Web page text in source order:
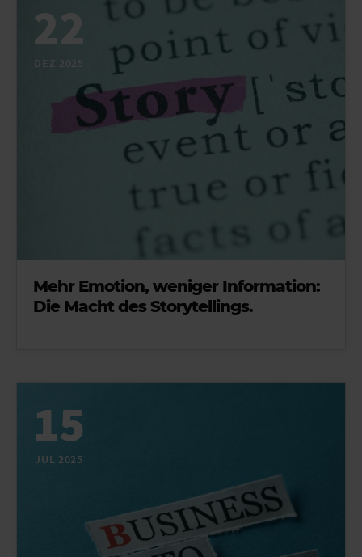
22
DEZ 2025
Mehr Emotion, weniger Information:
Die Macht des Storytellings.
15
JUL 2025